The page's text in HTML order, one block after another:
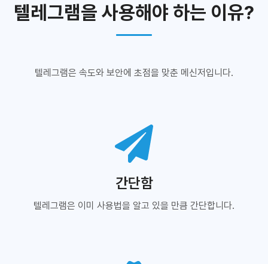
텔레그램을 사용해야 하는 이유?
텔레그램은 속도와 보안에 초점을 맞춘 메신저입니다.
간단함
텔레그램은 이미 사용법을 알고 있을 만큼 간단합니다.